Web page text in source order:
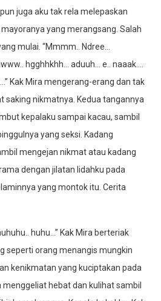
juga aku tak rela melepaskan
yang merangsang. Salah
mulai. “Mmmm.. Ndree…
hgghhkhh… aduuh… e.. naaak….
Kak Mira mengerang-erang dan tak
saking nikmatnya. Kedua tangannya
kepalaku sampai kacau, sambil
yang seksi. Kadang
mengejan nikmat atau kadang
dengan jilatan lidahku pada
yang montok itu. Cerita
huhu…” Kak Mira berteriak
seperti orang menangis mungkin
kenikmatan yang kuciptakan pada
hebat dan kulihat sambil